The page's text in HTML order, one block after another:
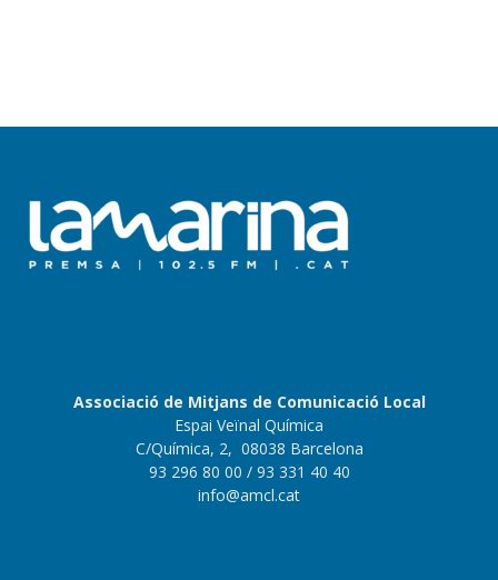
Associació de Mitjans de Comunicació Local
Espai Veïnal Química
C/Química, 2, 08038 Barcelona
93 296 80 00 / 93 331 40 40
info@amcl.cat